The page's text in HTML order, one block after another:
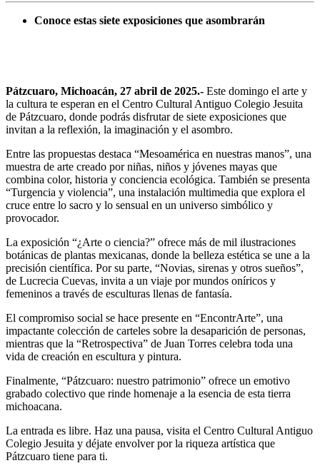
Conoce estas siete exposiciones que asombrarán
Pátzcuaro, Michoacán, 27 abril de 2025.- Este domingo el arte y
la cultura te esperan en el Centro Cultural Antiguo Colegio Jesuita
de Pátzcuaro, donde podrás disfrutar de siete exposiciones que
invitan a la reflexión, la imaginación y el asombro.
Entre las propuestas destaca “Mesoamérica en nuestras manos”, una
muestra de arte creado por niñas, niños y jóvenes mayas que
combina color, historia y conciencia ecológica. También se presenta
“Turgencia y violencia”, una instalación multimedia que explora el
cruce entre lo sacro y lo sensual en un universo simbólico y
provocador.
La exposición “¿Arte o ciencia?” ofrece más de mil ilustraciones
botánicas de plantas mexicanas, donde la belleza estética se une a la
precisión científica. Por su parte, “Novias, sirenas y otros sueños”,
de Lucrecia Cuevas, invita a un viaje por mundos oníricos y
femeninos a través de esculturas llenas de fantasía.
El compromiso social se hace presente en “EncontrArte”, una
impactante colección de carteles sobre la desaparición de personas,
mientras que la “Retrospectiva” de Juan Torres celebra toda una
vida de creación en escultura y pintura.
Finalmente, “Pátzcuaro: nuestro patrimonio” ofrece un emotivo
grabado colectivo que rinde homenaje a la esencia de esta tierra
michoacana.
La entrada es libre. Haz una pausa, visita el Centro Cultural Antiguo
Colegio Jesuita y déjate envolver por la riqueza artística que
Pátzcuaro tiene para ti.